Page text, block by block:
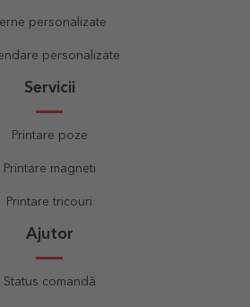
personalizate
personalizate
Servicii
Printare poze
Printare magneti
Printare tricouri
Ajutor
Status comandă